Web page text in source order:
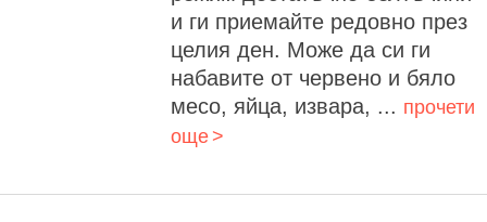
и ги приемайте редовно през
целия ден. Може да си ги
набавите от червено и бяло
месо, яйца, извара, ... прочети
още